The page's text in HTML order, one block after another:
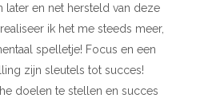
later en net hersteld van deze
ik het me steeds meer,
spelletje! Focus en een
zijn sleutels tot succes!
doelen te stellen en succes